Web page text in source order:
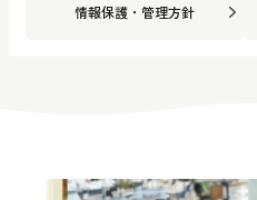
情報保護・管理方針